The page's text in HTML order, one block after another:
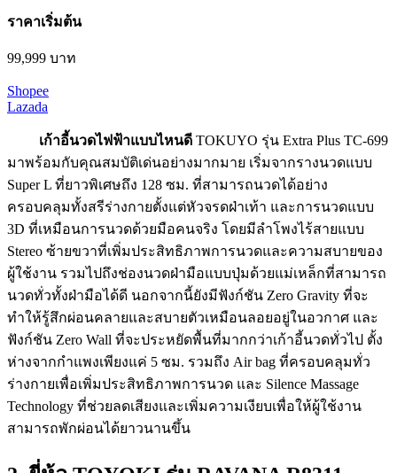
ราคาเริ่มต้น
99,999 บาท
Shopee
Lazada
เก้าอี้นวดไฟฟ้าแบบไหนดี TOKUYO รุ่น Extra Plus TC-699
มาพร้อมกับคุณสมบัติเด่นอย่างมากมาย เริ่มจากรางนวดแบบ
Super L ที่ยาวพิเศษถึง 128 ซม. ที่สามารถนวดได้อย่าง
ครอบคลุมทั้งสรีร่างกายตั้งแต่หัวจรดฝ่าเท้า และการนวดแบบ
3D ที่เหมือนการนวดด้วยมือคนจริง โดยมีลำโพงไร้สายแบบ
Stereo ซ้ายขวาที่เพิ่มประสิทธิภาพการนวดและความสบายของ
ผู้ใช้งาน รวมไปถึงช่องนวดฝ่ามือแบบปุ่มด้วยแม่เหล็กที่สามารถ
นวดทั่วทั้งฝ่ามือได้ดี นอกจากนี้ยังมีฟังก์ชัน Zero Gravity ที่จะ
ทำให้รู้สึกผ่อนคลายและสบายตัวเหมือนลอยอยู่ในอวกาศ และ
ฟังก์ชัน Zero Wall ที่จะประหยัดพื้นที่มากกว่าเก้าอี้นวดทั่วไป ตั้ง
ห่างจากกำแพงเพียงแค่ 5 ซม. รวมถึง Air bag ที่ครอบคลุมทั่ว
ร่างกายเพื่อเพิ่มประสิทธิภาพการนวด และ Silence Massage
Technology ที่ช่วยลดเสียงและเพิ่มความเงียบเพื่อให้ผู้ใช้งาน
สามารถพักผ่อนได้ยาวนานขึ้น